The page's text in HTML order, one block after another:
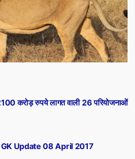
Update 08 April 2017
करोड़ रुपये लागत वाली 26 परियोजनाओं